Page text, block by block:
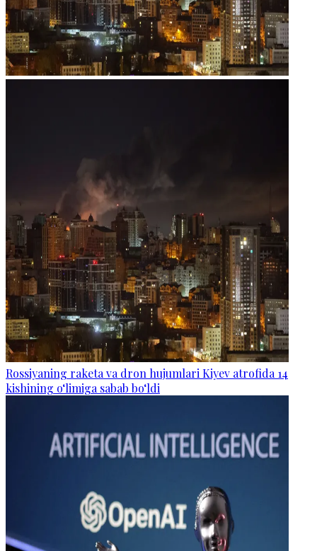
Rossiyaning raketa va dron hujumlari Kiyev atrofida 14
kishining o‘limiga sabab bo‘ldi